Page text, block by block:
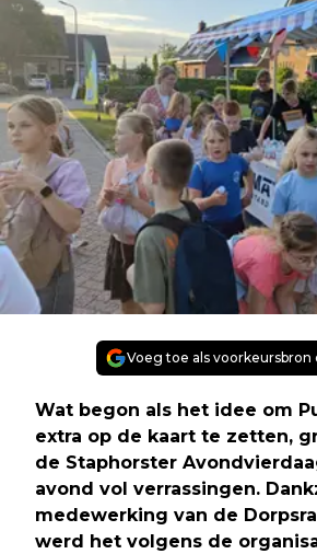
Voeg toe als voorkeursbron
Wat begon als het idee om
extra op de kaart te zetten,
de Staphorster
avond vol verrassingen.
medewerking van de
werd het volgens de